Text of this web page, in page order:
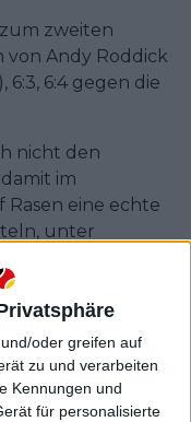
oder greifen auf
zu und verarbeiten
Kennungen und
für personalisierte
zweiten
Andy Roddick
6:4 gegen die
nicht den
im
Rasen eine echte
unter